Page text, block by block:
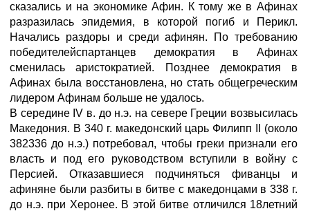
сказались и на экономике Афин. К тому же в Афинах
разразилась эпидемия, в которой погиб и Перикл.
Начались раздоры и среди афинян. По требованию
победителейспартанцев демократия в Афинах
сменилась аристократией. Позднее демократия в
Афинах была восстановлена, но стать общегреческим
лидером Афинам больше не удалось.
В середине IV в. до н.э. на севере Греции возвысилась
Македония. В 340 г. македонский царь Филипп II (около
382336 до н.э.) потребовал, чтобы греки признали его
власть и под его руководством вступили в войну с
Персией. Отказавшиеся подчиняться фиванцы и
афиняне были разбиты в битве с македонцами в 338 г.
до н.э. при Херонее. В этой битве отличился 18летний